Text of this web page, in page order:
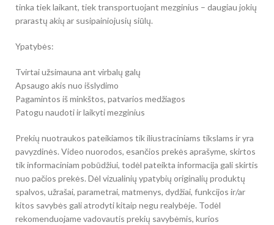
tinka tiek laikant, tiek transportuojant mezginius – daugiau jokių
prarastų akių ar susipainiojusių siūlų.
Ypatybės:
Tvirtai užsimauna ant virbalų galų
Apsaugo akis nuo išslydimo
Pagamintos iš minkštos, patvarios medžiagos
Patogu naudoti ir laikyti mezginius
Prekių nuotraukos pateikiamos tik iliustraciniams tikslams ir yra
pavyzdinės. Video nuorodos, esančios prekės aprašyme, skirtos
tik informaciniam pobūdžiui, todėl pateikta informacija gali skirtis
nuo pačios prekės. Dėl vizualinių ypatybių originalių produktų
spalvos, užrašai, parametrai, matmenys, dydžiai, funkcijos ir/ar
kitos savybės gali atrodyti kitaip negu realybėje. Todėl
rekomenduojame vadovautis prekių savybėmis, kurios